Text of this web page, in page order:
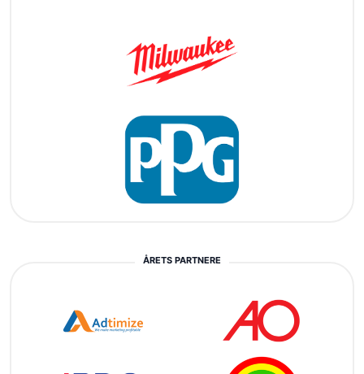
ÅRETS PARTNERE